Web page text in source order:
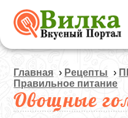
Главная › Рецепты ›
Правильное питание
Овощные